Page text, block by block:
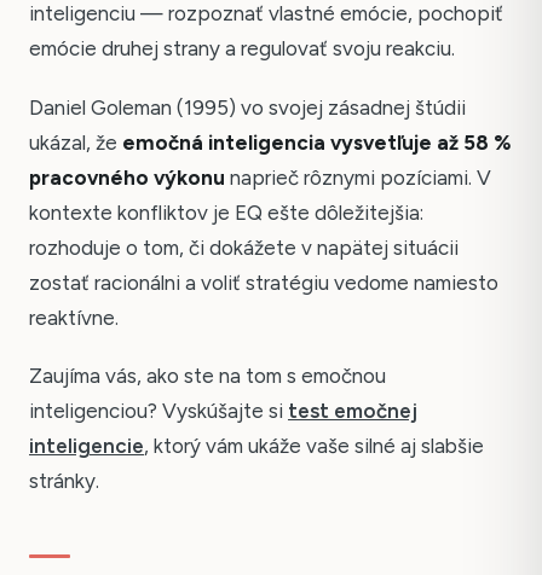
inteligenciu — rozpoznať vlastné emócie, pochopiť
emócie druhej strany a regulovať svoju reakciu.
Daniel Goleman (1995) vo svojej zásadnej štúdii
ukázal, že emočná inteligencia vysvetľuje až 58 %
pracovného výkonu naprieč rôznymi pozíciami. V
kontexte konfliktov je EQ ešte dôležitejšia:
rozhoduje o tom, či dokážete v napätej situácii
zostať racionálni a voliť stratégiu vedome namiesto
reaktívne.
Zaujíma vás, ako ste na tom s emočnou
inteligenciou? Vyskúšajte si test emočnej
inteligencie, ktorý vám ukáže vaše silné aj slabšie
stránky.